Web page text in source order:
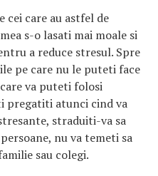
cei care au astfel de
s-o lasati mai moale si
a reduce stresul. Spre
pe care nu le puteti face
va puteti folosi
pregatiti atunci cind va
straduiti-va sa
nu va temeti sa
sau colegi.